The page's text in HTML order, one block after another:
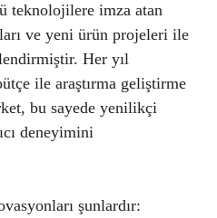
teknolojilere imza atan
ve yeni ürün projeleri ile
Her yıl
ile araştırma geliştirme
bu sayede yenilikçi
deneyimini
şunlardır: